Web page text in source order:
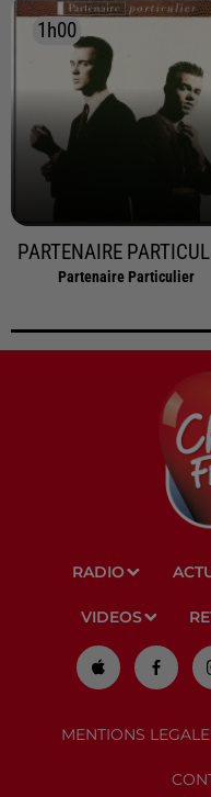
1h00
1h00
PARTENAIRE
Partenaire Particulier
RADIO
VIDEOS
MENTIONS